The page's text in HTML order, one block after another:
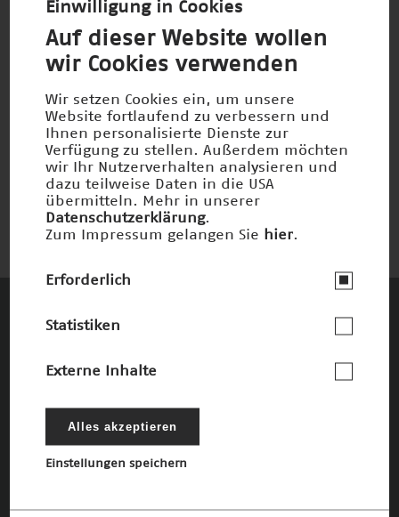
Schutz bei fehlendem Immunsystem
Preisträger 2018
Diese Unternehmen und Stiftungen
die damit verbundenen Ziele
Die Förderer
Einwilligung in Cookies
Auf dieser Website wollen
wir Cookies verwenden
Wir setzen Cookies ein, um unsere
Website fortlaufend zu verbessern und
Ihnen personalisierte Dienste zur
Verfügung zu stellen. Außerdem möchten
wir Ihr Nutzerverhalten analysieren und
dazu teilweise Daten in die USA
übermitteln. Mehr in unserer
Datenschutzerklärung.
Zum Impressum gelangen Sie
hier.
Erforderlich
Statistiken
Externe Inhalte
Alles akzeptieren
Einstellungen speichern